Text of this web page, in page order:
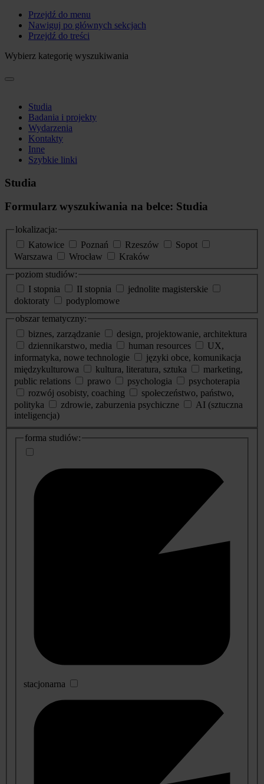
Przejdź do menu
Nawiguj po głównych sekcjach
Przejdź do treści
Wybierz kategorię wyszukiwania
Studia
Badania i projekty
Wydarzenia
Kontakty
Inne
Szybkie linki
Studia
Formularz wyszukiwania na belce: Studia
lokalizacja:
Katowice
Poznań Rzeszów
Sopot
Warszawa
Wrocław
Kraków
poziom studiów:
I stopnia
II stopnia
jednolite magisterskie
doktoraty
podyplomowe
obszar tematyczny:
biznes, zarządzanie
design, projektowanie, architektura
dziennikarstwo, media
human resources
UX,
informatyka, nowe technologie
języki obce, komunikacja
międzykulturowa
kultura, literatura, sztuka
marketing,
public relations
prawo psychologia
psychoterapia
rozwój osobisty, coaching
społeczeństwo, państwo,
polityka
zdrowie, zaburzenia psychiczne
AI (sztuczna
inteligencja)
dodatkowe
informacje
forma studiów:
stacjonarna